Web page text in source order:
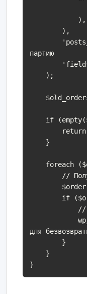
партию
для
}